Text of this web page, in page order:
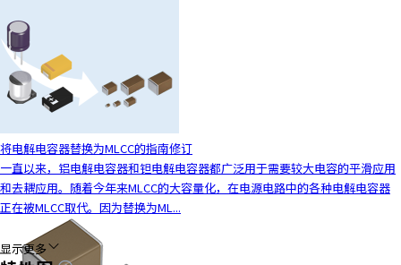
将电解电容器替换为MLCC的指南修订
一直以来，铝电解电容器和钽电解电容器都广泛用于需要较大电容的平滑应用
和去耦应用。随着今年来MLCC的大容量化，在电源电路中的各种电解电容器
正在被MLCC取代。因为替换为ML...
显示更多